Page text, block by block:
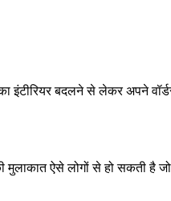
इंटीरियर बदलने से लेकर अपने
ऐसे लोगों से हो सकती है